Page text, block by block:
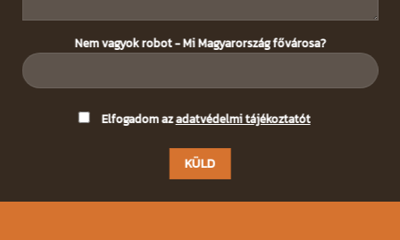
Nem vagyok robot - Mi Magyarország fővárosa?
Elfogadom azadatvédelmi tájékoztatót